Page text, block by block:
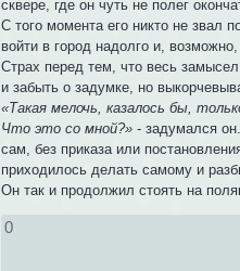
сквере, где он чуть не полег
С того момента его никто не звал
войти в город надолго и,
Страх перед тем, что весь
и забыть о задумке, но
«Такая мелочь, казалось бы,
Что это со мной?» - задумался
сам, без приказа или
приходилось делать самому и
Он так и продолжил стоять на
0